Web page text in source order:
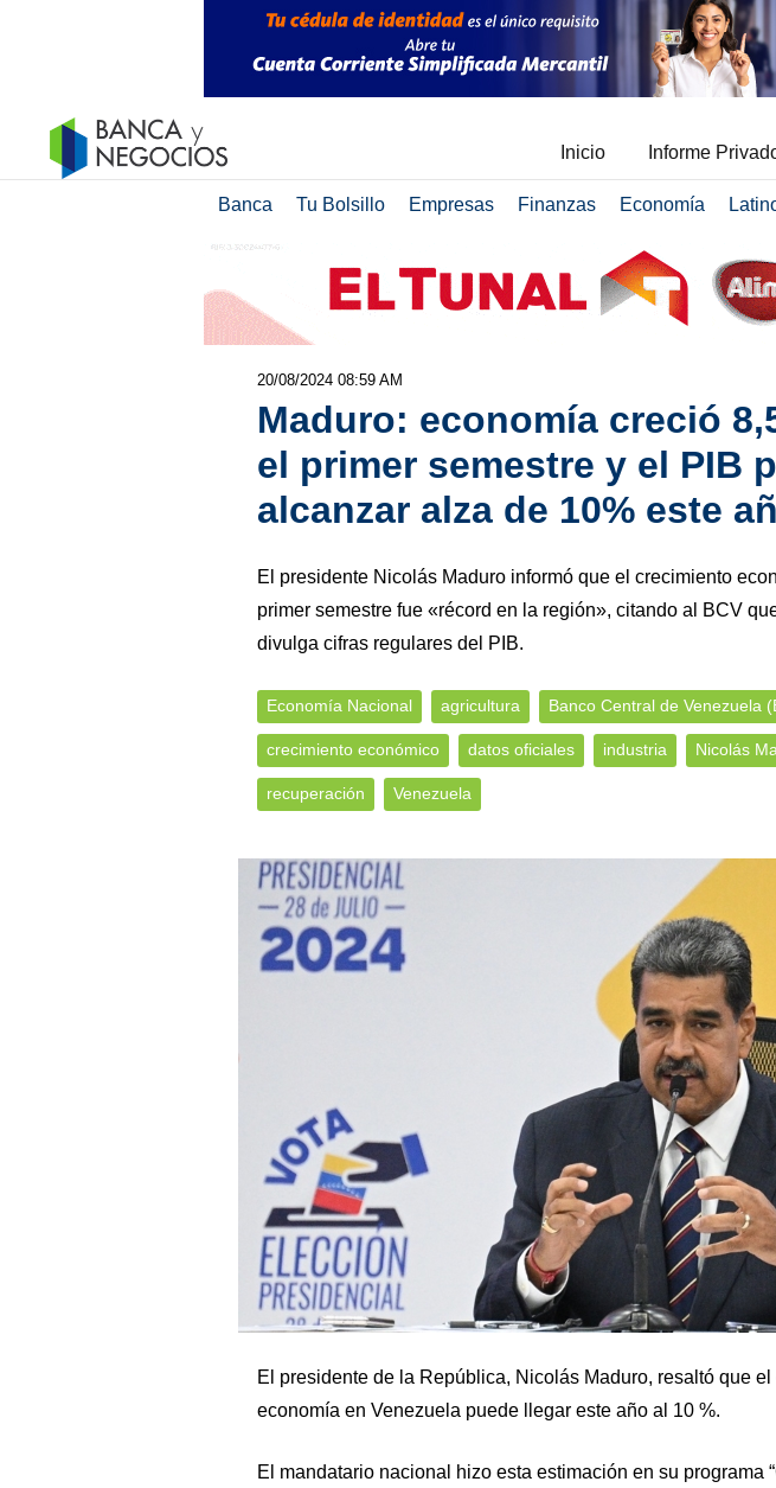
Inicio Informe
Banca Tu Bolsillo Empresas Finanzas Economía
20/08/2024 08:59 AM
Maduro: economía creció
el primer semestre y el PIB
alcanzar alza de 10% este
El presidente Nicolás Maduro informó que el crecimiento
primer semestre fue «récord en la región», citando al BCV
divulga cifras regulares del PIB.
Economía Nacional agricultura Banco Central de Venezuela
crecimiento económico datos oficiales industria Nicolás
recuperación Venezuela
El presidente de la República, Nicolás Maduro, resaltó que
economía en Venezuela puede llegar este año al 10 %.
El mandatario nacional hizo esta estimación en su programa